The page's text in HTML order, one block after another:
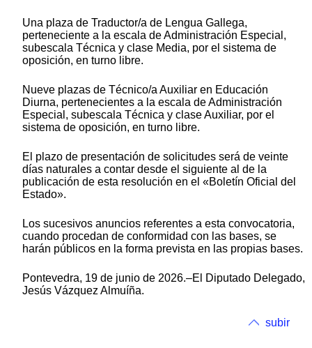
Una plaza de Traductor/a de Lengua Gallega,
perteneciente a la escala de Administración Especial,
subescala Técnica y clase Media, por el sistema de
oposición, en turno libre.
Nueve plazas de Técnico/a Auxiliar en Educación
Diurna, pertenecientes a la escala de Administración
Especial, subescala Técnica y clase Auxiliar, por el
sistema de oposición, en turno libre.
El plazo de presentación de solicitudes será de veinte
días naturales a contar desde el siguiente al de la
publicación de esta resolución en el «Boletín Oficial del
Estado».
Los sucesivos anuncios referentes a esta convocatoria,
cuando procedan de conformidad con las bases, se
harán públicos en la forma prevista en las propias bases.
Pontevedra, 19 de junio de 2026.–El Diputado Delegado,
Jesús Vázquez Almuíña.
subir